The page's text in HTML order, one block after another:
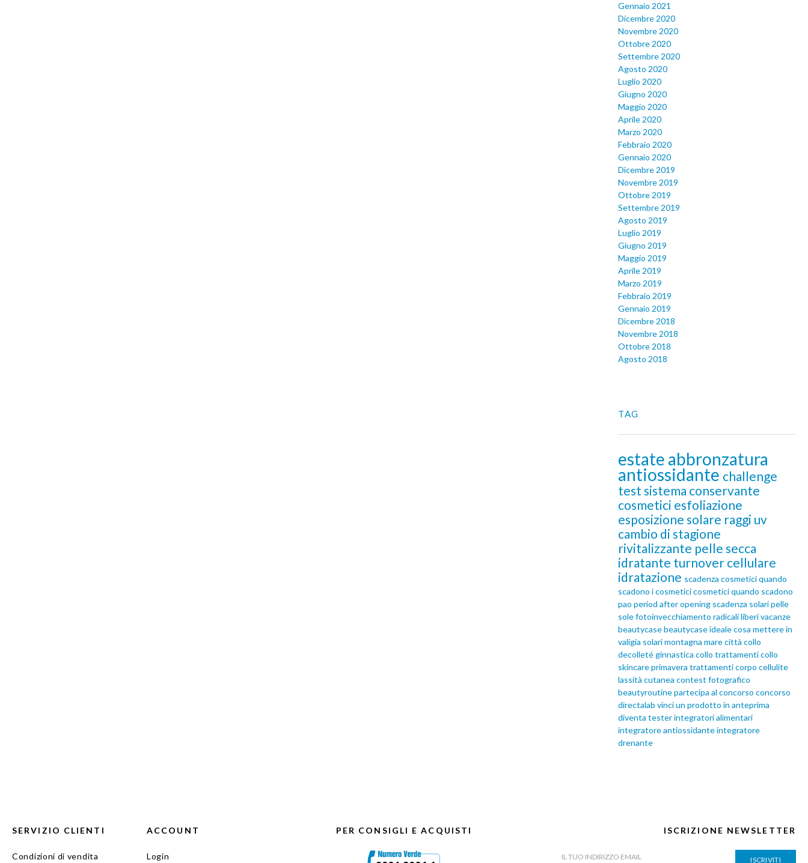
Gennaio 2021
Dicembre 2020
Novembre 2020
Ottobre 2020
Settembre 2020
Agosto 2020
Luglio 2020
Giugno 2020
Maggio 2020
Aprile 2020
Marzo 2020
Febbraio 2020
Gennaio 2020
Dicembre 2019
Novembre 2019
Ottobre 2019
Settembre 2019
Agosto 2019
Luglio 2019
Giugno 2019
Maggio 2019
Aprile 2019
Marzo 2019
Febbraio 2019
Gennaio 2019
Dicembre 2018
Novembre 2018
Ottobre 2018
Agosto 2018
TAG
estate abbronzatura
antiossidante challenge
test sistema conservante
cosmetici esfoliazione
esposizione solare raggi uv
cambio di stagione
rivitalizzante pelle secca
idratante turnover cellulare
idratazione scadenza cosmeticiquando
scadono i cosmeticicosmetici quando scadono
pao period after opening scadenza solaripelle
solefotoinvecchiamento radicali liberivacanze
beautycasebeautycase idealecosa mettere in
valigia solarimontagna marecittà collo
decolletéginnastica collo trattamenti collo
skincare primavera trattamenti corpo cellulite
lassità cutanea contest fotografico
beautyroutinepartecipa al concorso concorso
directalab vinci un prodotto in anteprima
diventa testerintegratori alimentari
integratore antiossidanteintegratore
drenante
SERVIZIO CLIENTI
Condizioni di vendita
ACCOUNT
Login
PER CONSIGLI E ACQUISTI ISCRIZIONE NEWSLETTER
ISCRIVITI